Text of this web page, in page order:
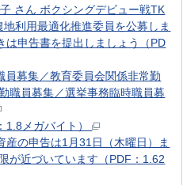
さん ボクシングデビュー戦TK
利用最適化推進委員を公募しま
は申告書を提出しましょう（PD
員募集／教育委員会関係非常勤
職員募集／選挙事務臨時職員募
1.8メガバイト）
の申告は1月31日（木曜日）ま
が近づいています（PDF：1.62